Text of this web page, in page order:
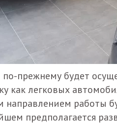
прежнему будет
как легковых
направлением работы
предполагается